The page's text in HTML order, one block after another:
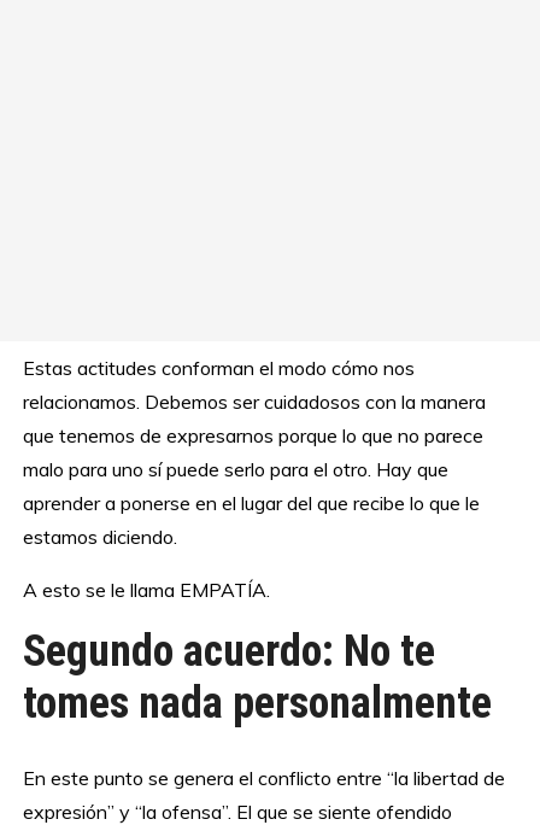
Estas actitudes conforman el modo cómo nos
relacionamos. Debemos ser cuidadosos con la manera
que tenemos de expresarnos porque lo que no parece
malo para uno sí puede serlo para el otro. Hay que
aprender a ponerse en el lugar del que recibe lo que le
estamos diciendo.
A esto se le llama EMPATÍA.
Segundo acuerdo: No te
tomes nada personalmente
En este punto se genera el conflicto entre “la libertad de
expresión” y “la ofensa”. El que se siente ofendido